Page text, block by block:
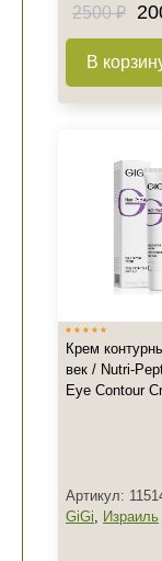
2500 ₽
В
Крем
век / Nutri-
Eye Contour
Артикул:
GiGi, Израиль